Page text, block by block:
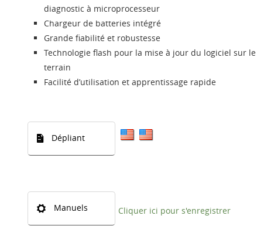
diagnostic à microprocesseur
Chargeur de batteries intégré
Grande fiabilité et robustesse
Technologie flash pour la mise à jour du logiciel sur le
terrain
Facilité d’utilisation et apprentissage rapide
Dépliant
Manuels Cliquer ici pour s'enregistrer